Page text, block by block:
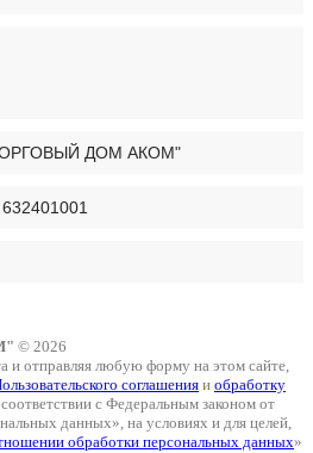
ДОМ АКОМ"
© 2026
и отправляя любую форму на этом сайте,
соглашения и обработку
соответствии с Федеральным законом от
данных», на условиях и для целей,
обработки персональных данных»